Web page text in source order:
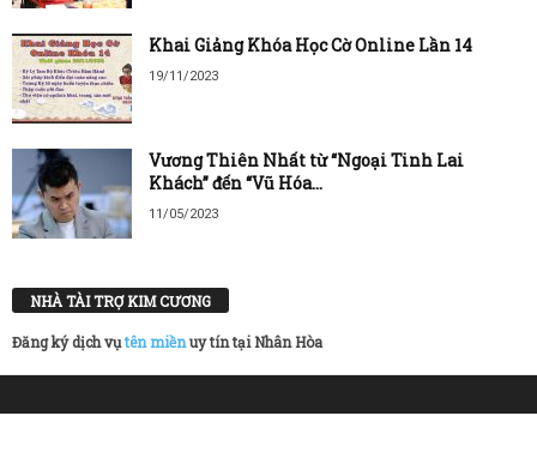
Khai Giảng Khóa Học Cờ Online Lần 14
19/11/2023
Vương Thiên Nhất từ “Ngoại Tinh Lai
Khách” đến “Vũ Hóa...
11/05/2023
NHÀ TÀI TRỢ KIM CƯƠNG
Đăng ký dịch vụtên miềnuy tín tại Nhân Hòa